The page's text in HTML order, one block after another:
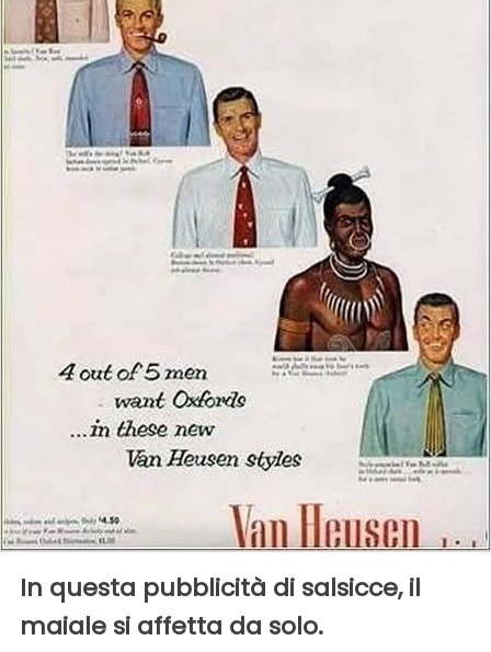
In questa pubblicità di salsicce, il
maiale si affetta da solo.